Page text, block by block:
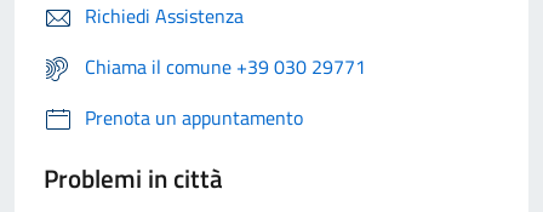
Richiedi Assistenza
Chiama il comune +39 030 29771
Prenota un appuntamento
Problemi in città